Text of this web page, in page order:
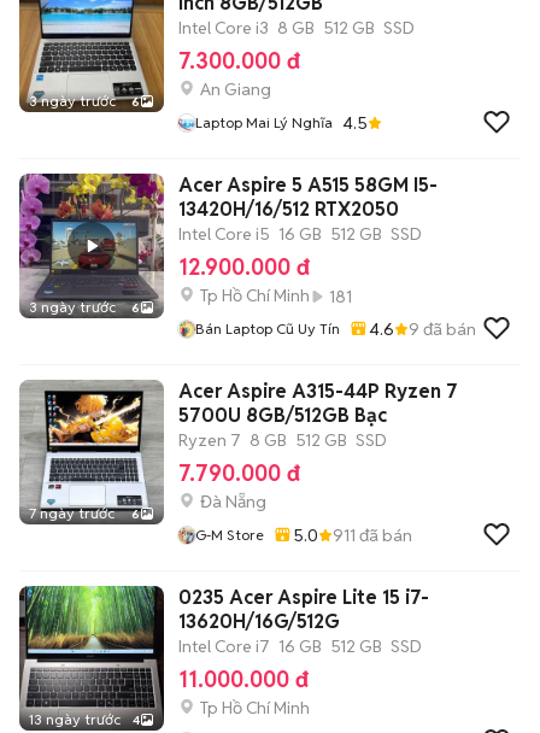
3 ngày trước 6
Intel Core i3 8 GB 512 GB SSD
7.300.000 đ
An Giang
Laptop Mai Lý Nghĩa 4.5
3 ngày trước 6
Acer Aspire 5 A515 58GM I5-
13420H/16/512 RTX2050
Intel Core i5 16 GB 512 GB SSD
12.900.000 đ
Tp Hồ Chí Minh 181
Bán Laptop Cũ Uy Tín 4.6 9 đã bán
7 ngày trước 6
Acer Aspire A315-44P Ryzen 7
5700U 8GB/512GB Bạc
Ryzen 7 8 GB 512 GB SSD
7.790.000 đ
Đà Nẵng
G-M Store 5.0 911 đã bán
13 ngày trước 4
0235 Acer Aspire Lite 15 i7-
13620H/16G/512G
Intel Core i7 16 GB 512 GB SSD
11.000.000 đ
Tp Hồ Chí Minh